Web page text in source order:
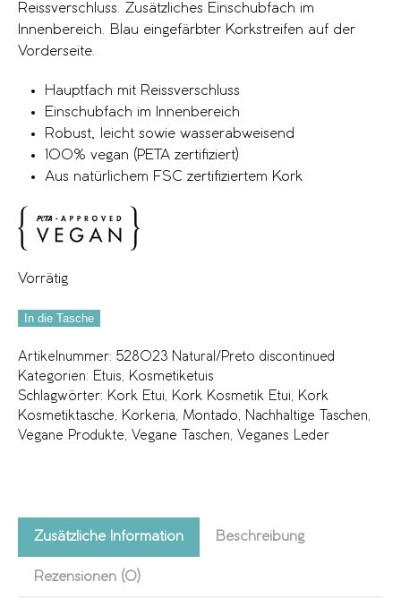
Reissverschluss. Zusätzliches Einschubfach im
Innenbereich. Blau eingefärbter Korkstreifen auf der
Vorderseite.
Hauptfach mit Reissverschluss
Einschubfach im Innenbereich
Robust, leicht sowie wasserabweisend
100% vegan (PETA zertifiziert)
Aus natürlichem FSC zertifiziertem Kork
Vorrätig
In die Tasche
Artikelnummer: 528023 Natural/Preto discontinued
Kategorien: Etuis, Kosmetiketuis
Schlagwörter: Kork Etui, Kork Kosmetik Etui, Kork
Kosmetiktasche, Korkeria, Montado, Nachhaltige Taschen,
Vegane Produkte, Vegane Taschen, Veganes Leder
Zusätzliche Information Beschreibung
Rezensionen (0)